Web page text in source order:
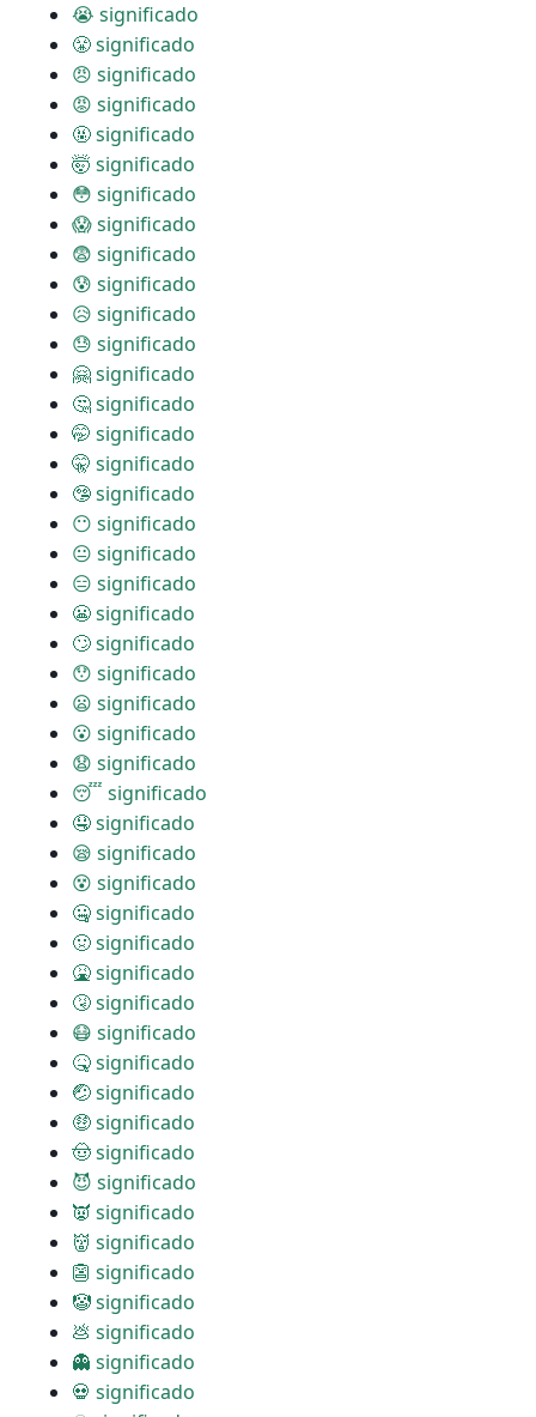
😭 significado
😤 significado
😠 significado
😡 significado
🤬 significado
🤯 significado
😳 significado
😱 significado
😨 significado
😰 significado
😥 significado
😓 significado
🤗 significado
🤔 significado
🤭 significado
🤫 significado
🤥 significado
😶 significado
😐 significado
😑 significado
😬 significado
🙄 significado
😯 significado
😦 significado
😮 significado
😧 significado
😴 significado
🤤 significado
😪 significado
😵 significado
🤐 significado
🤢 significado
🤮 significado
🤧 significado
😷 significado
🤒 significado
🤕 significado
🤑 significado
🤠 significado
😈 significado
👿 significado
👹 significado
👺 significado
🤡 significado
💩 significado
👻 significado
💀 significado